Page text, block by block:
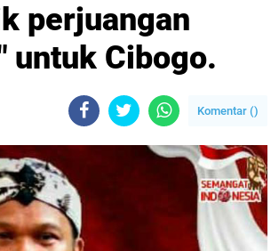
perjuangan
untuk Cibogo.
Komentar ()